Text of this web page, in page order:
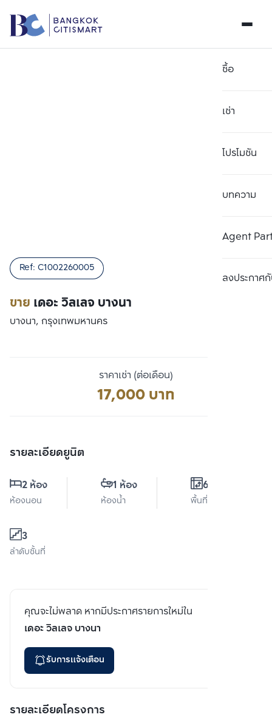
ซื้อ
เช่า
โปรโมชัน
บทความ
Agent
ลงประกาศกั
ขาย เดอะ วิลเลจ บางนา
Ref: C1002260005
บางนา, กรุงเทพมหานคร
ราคาเช่า (ต่อเดือน)
17,000 บาท
รายละเอียดยูนิต
2 ห้อง
ห้องนอน
1 ห้อง
ห้องน้ำ
60 ตร.ม.
พื้นที่ใช้สอย
3
ลำดับชั้นที่
คุณจะไม่พลาด หากมีประกาศรายการใหม่ใน
เดอะ วิลเลจ บางนา
รับการแจ้งเตือน
รายละเอียดโครงการ
เปรียบเทียบ